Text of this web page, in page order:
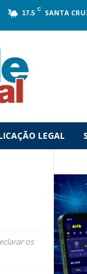
17.5 C SANTA
LEGAL
os